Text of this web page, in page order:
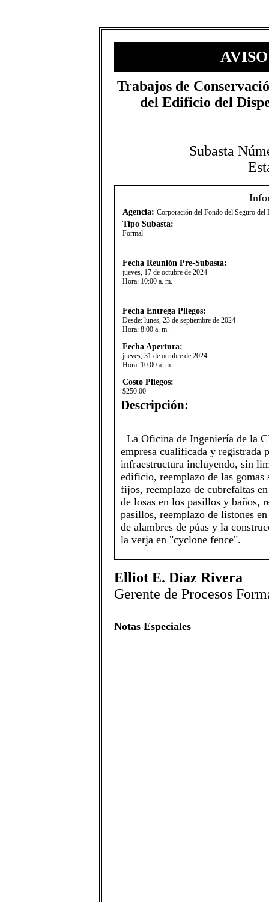
​Trabajos de
del Edificio del
Subasta
Agencia: Corporación del Fondo del Seguro del
Tipo Subasta:
Formal
Fecha Reunión Pre-Subasta:
jueves, 17 de octubre de 2024
Hora: 10:00 a. m.
Fecha Entrega Pliegos:
Desde: lunes, 23 de septiembre de 2024
Hora: 8:00 a. m.
Fecha Apertura:
jueves, 31 de octubre de 2024
Hora: 10:00 a. m.
Costo Pliegos:
$250.00
Descripción:
​La Oficina de Ingeniería de la
empresa cualificada y registrada
infraestructura incluyendo, sin
edificio, reemplazo de las gomas
fijos, reemplazo de cubrefaltas
de losas en los pasillos y baños,
pasillos, reemplazo de listones
de alambres de púas y la
la verja en "cyclone fence".
Elliot E. Díaz Rivera
Gerente de Procesos
Notas Especiales